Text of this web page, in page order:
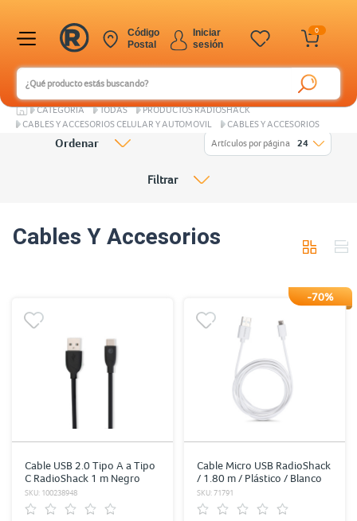
0
Iniciar
sesión
Código
Postal
CATEGORÍA TODAS
PRODUCTOS RADIOSHACK
CABLES Y ACCESORIOS CELULAR Y AUTOMOVIL
CABLES Y ACCESORIOS
Cables Y Accesorios
Ordenar Artículos por página 24
Filtrar
Cable USB 2.0 Tipo A a Tipo
C RadioShack 1 m Negro
SKU: 100238948
-70%
Cable Micro USB RadioShack
/ 1.80 m / Plástico / Blanco
SKU: 71791